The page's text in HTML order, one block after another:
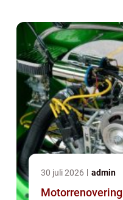
30 juli 2026 admin
Motorrenovering när lönar det sig att